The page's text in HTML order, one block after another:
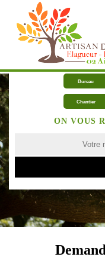
Bureau
Chantier
ON VOUS